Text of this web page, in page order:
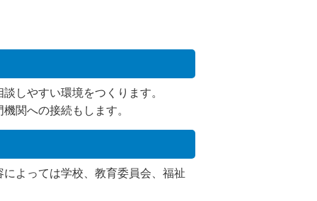
しやすい環境をつくります。
関への接続もします。
よっては学校、教育委員会、福祉